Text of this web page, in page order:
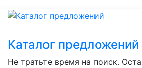
Каталог предложений
Не тратьте время на поиск.